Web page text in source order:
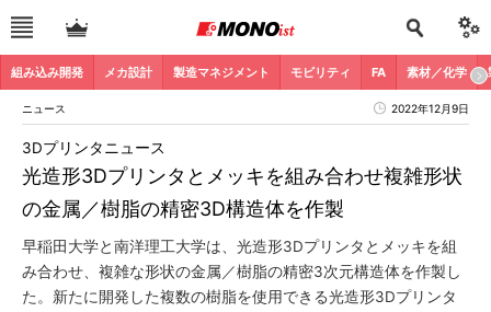
組み込み開発 メカ設計 製造マネジメント モビリティ FA 素材／化学
ニュース 2022年12月9日
光造形3Dプリンタとメッキを組み合わせ複雑形状
の金属／樹脂の精密3D構造体を作製
3Dプリンタニュース
早稲田大学と南洋理工大学は、光造形3Dプリンタとメッキを組
み合わせ、複雑な形状の金属／樹脂の精密3次元構造体を作製し
た。新たに開発した複数の樹脂を使用できる光造形3Dプリンタ